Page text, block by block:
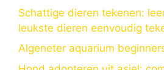
Schattige dieren tekenen:
leukste dieren eenvoudig
Algeneter aquarium